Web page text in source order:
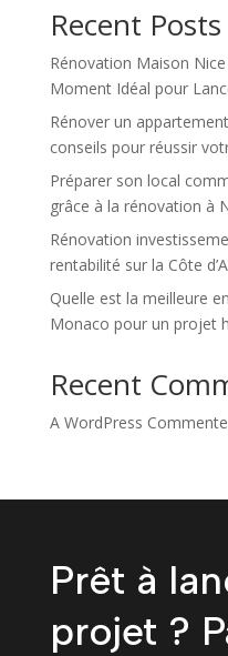
Recent Posts
Rénovation Maison
Moment Idéal pour
Rénover un
conseils pour réussir
Préparer son local
grâce à la rénovation à
Rénovation
rentabilité sur la Côte
Quelle est la meilleure
Monaco pour un projet
Recent
A WordPress
Prêt à
projet ?